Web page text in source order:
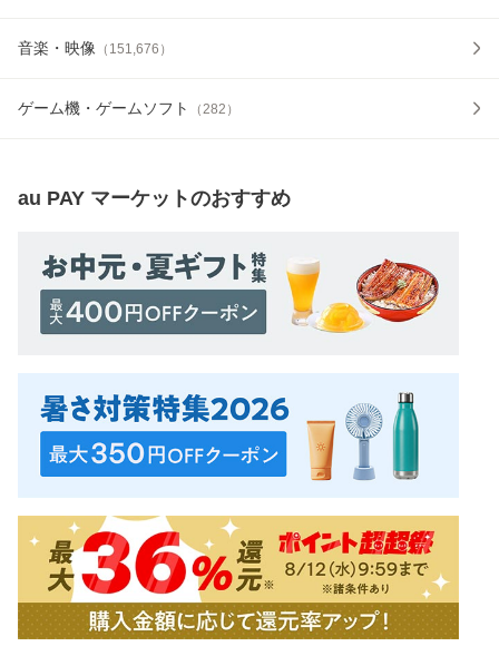
音楽・映像 （ 151,676 ）
ゲーム機・ゲームソフト （282 ）
au PAY マーケットのおすすめ